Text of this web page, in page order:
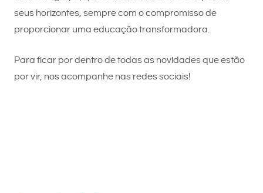
seus horizontes, sempre com o compromisso de
proporcionar uma educação transformadora.
Para ficar por dentro de todas as novidades que estão
por vir, nos acompanhe nas redes sociais!